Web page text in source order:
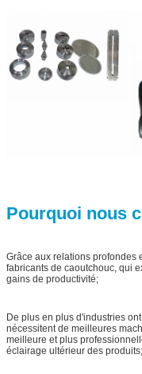
Pourquoi nous
Grâce aux relations profondes
fabricants de caoutchouc, qui
gains de productivité;
De plus en plus d'industries
nécessitent de meilleures
meilleure et plus
éclairage ultérieur des produits;